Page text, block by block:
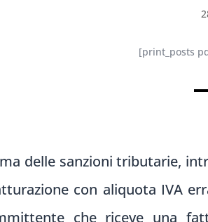
[print_posts
delle sanzioni tributarie,
con aliquota IVA
che riceve una